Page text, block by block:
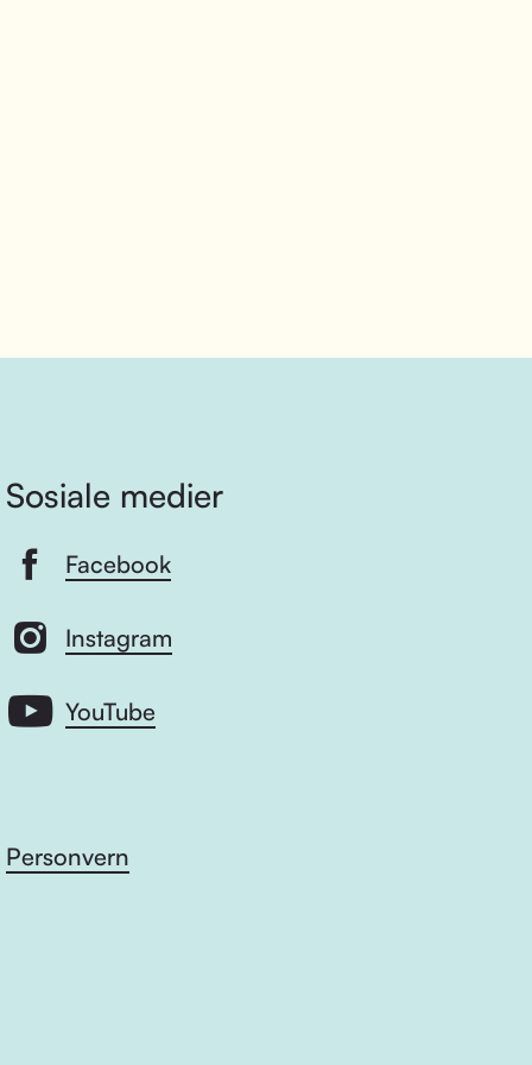
Sosiale medier
Facebook
Instagram
YouTube
Personvern